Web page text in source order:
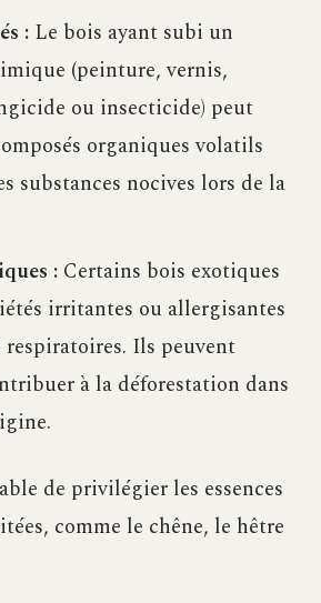
:Le bois ayant subi un
(peinture, vernis,
ou insecticide) peut
organiques volatils
substances nocives lors de la
:Certains bois exotiques
irritantes ou allergisantes
respiratoires. Ils peuvent
à la déforestation dans
de privilégier les essences
comme le chêne, le hêtre